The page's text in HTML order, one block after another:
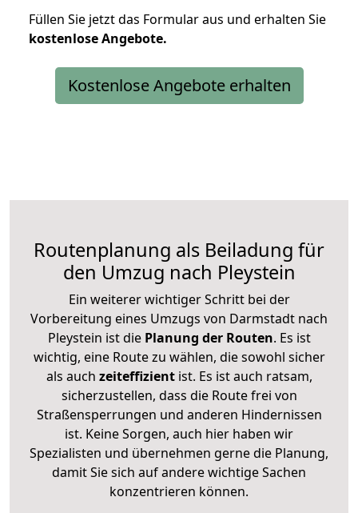
Füllen Sie jetzt das Formular aus und erhalten Sie
kostenloseAngebote.
Kostenlose Angebote erhalten
Routenplanung als Beiladung für
den Umzug nach Pleystein
Ein weiterer wichtiger Schritt bei der
Vorbereitung eines Umzugs von Darmstadt nach
Pleystein ist diePlanung der Routen. Es ist
wichtig, eine Route zu wählen, die sowohl sicher
als auch zeiteffizientist. Es ist auch ratsam,
sicherzustellen, dass die Route frei von
Straßensperrungen und anderen Hindernissen
ist. Keine Sorgen, auch hier haben wir
Spezialisten und übernehmen gerne die Planung,
damit Sie sich auf andere wichtige Sachen
konzentrieren können.